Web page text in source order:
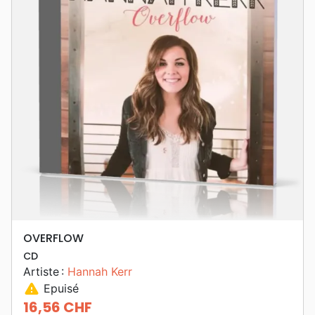
OVERFLOW
CD
Artiste : Hannah Kerr
warning Epuisé
16,56 CHF